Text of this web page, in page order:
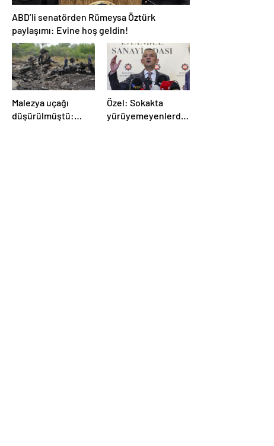
ABD’li senatörden Rümeysa Öztürk
paylaşımı: Evine hoş geldin!
Malezya uçağı
düşürülmüştü:
Özel: Sokakta
yürüyemeyenlerden